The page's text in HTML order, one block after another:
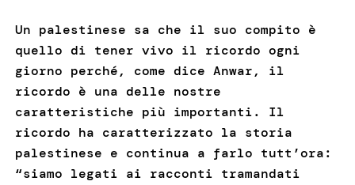
Un palestinese sa che il suo compito è
quello di tener vivo il ricordo ogni
giorno perché, come dice Anwar, il
ricordo è una delle nostre
caratteristiche più importanti. Il
ricordo ha caratterizzato la storia
palestinese e continua a farlo tutt’ora:
“siamo legati ai racconti tramandati